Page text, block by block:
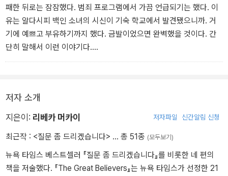
패한 뒤로는 잠잠했다. 범죄 프로그램에서 가끔 언급되기는 했다. 이
유는 알다시피 백인 소녀의 시신이 기숙 학교에서 발견됐으니까. 거
기에 예쁘고 부유하기까지 했다. 금발이었으면 완벽했을 것이다. 간
단히 말해서 이런 이야기다.
저자 소개
지은이: 리베카 머카이 저자파일 신간알림 신청
최근작 : <질문 좀 드리겠습니다> … 총 51종 (모두보기)
뉴욕 타임스 베스트셀러 『질문 좀 드리겠습니다』를 비롯한 네 편의
책을 저술했다. 『The Great Believers』는 뉴욕 타임스가 선정한 21